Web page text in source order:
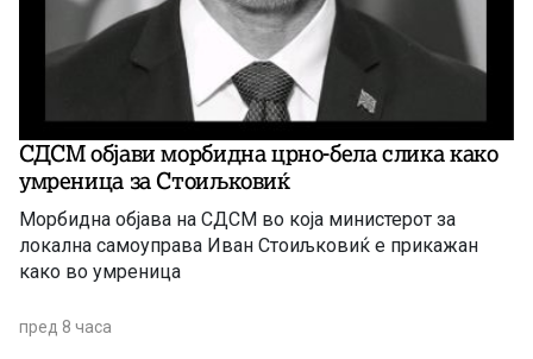
СДСМ објави морбидна црно-бела слика како
умреница за Стоиљковиќ
Морбидна објава на СДСМ во која министерот за
локална самоуправа Иван Стоиљковиќ е прикажан
како во умреница
пред 8 часа